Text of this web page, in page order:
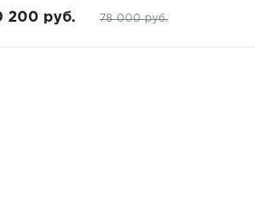
200 руб. 78 000 руб.